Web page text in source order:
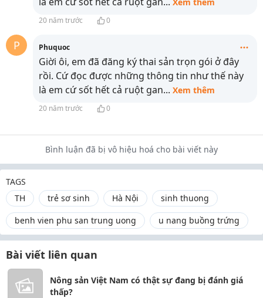
20 năm trước 0
P Phuquoc
Giời ôi, em đã đăng ký thai sản trọn gói ở đây
rồi. Cứ đọc được những thông tin như thế này
là em cứ sốt hết cả ruột gan... Xem thêm
20 năm trước 0
Bình luận đã bị vô hiệu hoá cho bài viết này
TAGS
TH
trẻ sơ sinh Hà Nội
sinh thuong
benh vien phu san trung uong
u nang buồng trứng
Bài viết liên quan
Nông sản Việt Nam có thật sự đang bị đánh giá
thấp?